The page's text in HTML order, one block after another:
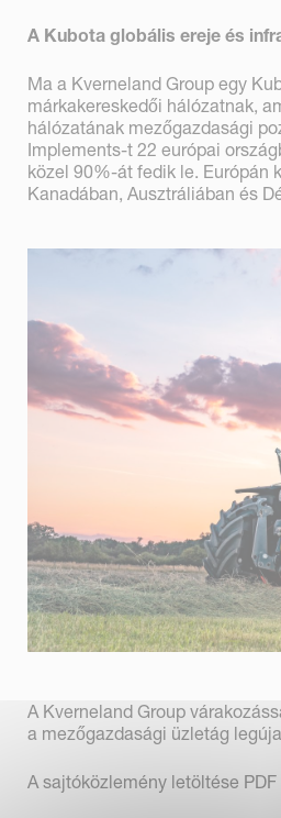
A Kubota globális ereje és
Ma a Kverneland Group egy
márkakereskedői hálózatnak,
hálózatának mezőgazdasági
Implements-t 22 európai
közel 90%-át fedik le. Európán
Kanadában, Ausztráliában és
A Kverneland Group
a mezőgazdasági üzletág
A sajtóközlemény letöltése